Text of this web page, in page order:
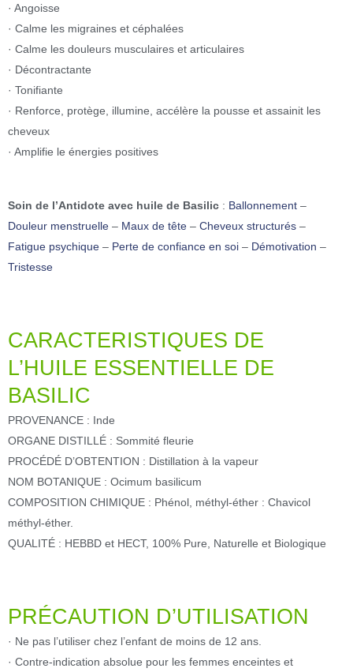
· Angoisse
· Calme les migraines et céphalées
· Calme les douleurs musculaires et articulaires
· Décontractante
· Tonifiante
· Renforce, protège, illumine, accélère la pousse et assainit les
cheveux
· Amplifie le énergies positives
Soin de l’Antidote avec huile de Basilic : Ballonnement –
Douleur menstruelle – Maux de tête – Cheveux structurés –
Fatigue psychique – Perte de confiance en soi – Démotivation –
Tristesse
CARACTERISTIQUES DE
L’HUILE ESSENTIELLE DE
BASILIC
PROVENANCE : Inde
ORGANE DISTILLÉ : Sommité fleurie
PROCÉDÉ D’OBTENTION : Distillation à la vapeur
NOM BOTANIQUE : Ocimum basilicum
COMPOSITION CHIMIQUE : Phénol, méthyl-éther : Chavicol
méthyl-éther.
QUALITÉ : HEBBD et HECT, 100% Pure, Naturelle et Biologique
PRÉCAUTION D’UTILISATION
· Ne pas l’utiliser chez l’enfant de moins de 12 ans.
· Contre-indication absolue pour les femmes enceintes et